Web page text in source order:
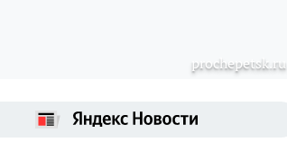
prochepetsk.ru